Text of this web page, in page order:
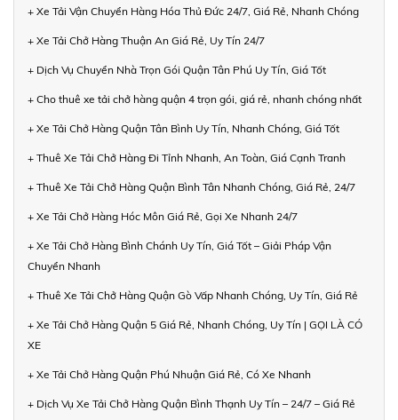
+ Xe Tải Vận Chuyển Hàng Hóa Thủ Đức 24/7, Giá Rẻ, Nhanh Chóng
+ Xe Tải Chở Hàng Thuận An Giá Rẻ, Uy Tín 24/7
+ Dịch Vụ Chuyển Nhà Trọn Gói Quận Tân Phú Uy Tín, Giá Tốt
+ Cho thuê xe tải chở hàng quận 4 trọn gói, giá rẻ, nhanh chóng nhất
+ Xe Tải Chở Hàng Quận Tân Bình Uy Tín, Nhanh Chóng, Giá Tốt
+ Thuê Xe Tải Chở Hàng Đi Tỉnh Nhanh, An Toàn, Giá Cạnh Tranh
+ Thuê Xe Tải Chở Hàng Quận Bình Tân Nhanh Chóng, Giá Rẻ, 24/7
+ Xe Tải Chở Hàng Hóc Môn Giá Rẻ, Gọi Xe Nhanh 24/7
+ Xe Tải Chở Hàng Bình Chánh Uy Tín, Giá Tốt – Giải Pháp Vận
Chuyển Nhanh
+ Thuê Xe Tải Chở Hàng Quận Gò Vấp Nhanh Chóng, Uy Tín, Giá Rẻ
+ Xe Tải Chở Hàng Quận 5 Giá Rẻ, Nhanh Chóng, Uy Tín | GỌI LÀ CÓ
XE
+ Xe Tải Chở Hàng Quận Phú Nhuận Giá Rẻ, Có Xe Nhanh
+ Dịch Vụ Xe Tải Chở Hàng Quận Bình Thạnh Uy Tín – 24/7 – Giá Rẻ